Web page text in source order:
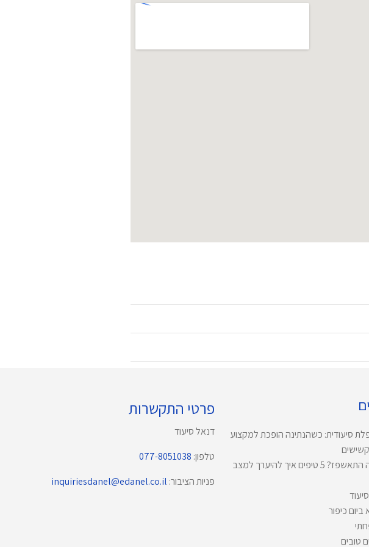
סיעודית: כשהנתינה הופכת למקצוע
בן משפחה התאשפז? 5 טיפים איך להיערך למצב
ביום כיפור
טובים
פרטי התקשרות
דנאל סיעוד
טלפון: 077-8051038
פניות הציבור: inquiriesdanel@edanel.co.il